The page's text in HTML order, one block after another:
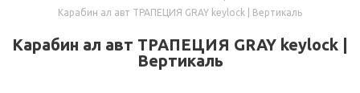
Карабин ал авт ТРАПЕЦИЯ GRAY keylock | Вертикаль
Карабин ал авт ТРАПЕЦИЯ GRAY keylock |
Вертикаль